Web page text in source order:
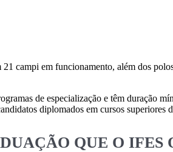
campi em funcionamento, além dos
de especialização e têm duração
diplomados em cursos
QUE O IFES